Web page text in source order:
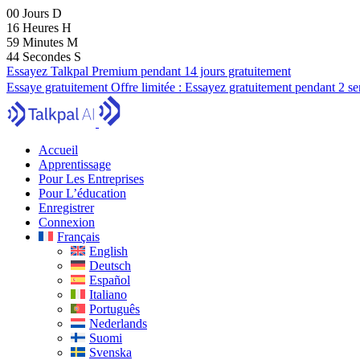
00 Jours D
16 Heures H
59 Minutes M
43 Secondes S
Essayez Talkpal Premium pendant 14 jours gratuitement
Essaye gratuitement Offre limitée : Essayez gratuitement pendant 2
Accueil
Apprentissage
Pour Les Entreprises
Pour L’éducation
Enregistrer
Connexion
Français
English
Deutsch
Español
Italiano
Português
Nederlands
Suomi
Svenska